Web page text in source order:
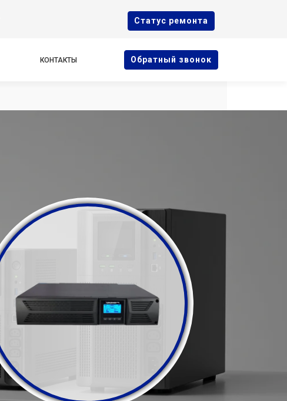
Cтатус ремонта
КОНТАКТЫ Oбратный звонок